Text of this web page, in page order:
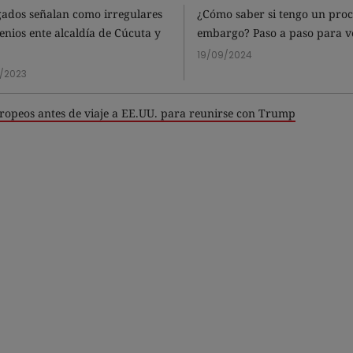
señalan como irregulares
ente alcaldía de Cúcuta y
2023
¿Cómo saber si tengo un
embargo? Paso a paso para
19/09/2024
antes de viaje a EE.UU. para reunirse con Trump